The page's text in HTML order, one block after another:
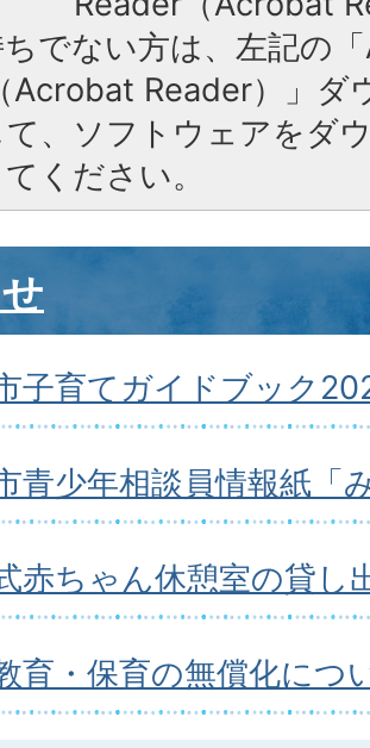
でない方は、左記の
Acrobat Reader）」ダ
て、ソフトウェアをダ
ください。
子育てガイドブック
青少年相談員情報紙「
赤ちゃん休憩室の貸し
育・保育の無償化につ